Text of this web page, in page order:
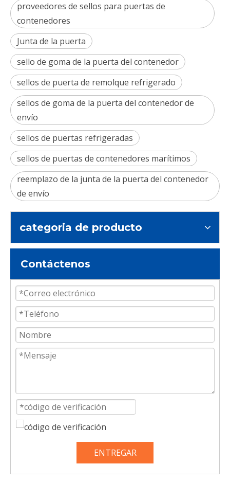
proveedores de sellos para puertas de
contenedores
Junta de la puerta
sello de goma de la puerta del contenedor
sellos de puerta de remolque refrigerado
sellos de goma de la puerta del contenedor de
envío
sellos de puertas refrigeradas
sellos de puertas de contenedores marítimos
reemplazo de la junta de la puerta del contenedor
de envío
categoria de producto
Contáctenos
ENTREGAR